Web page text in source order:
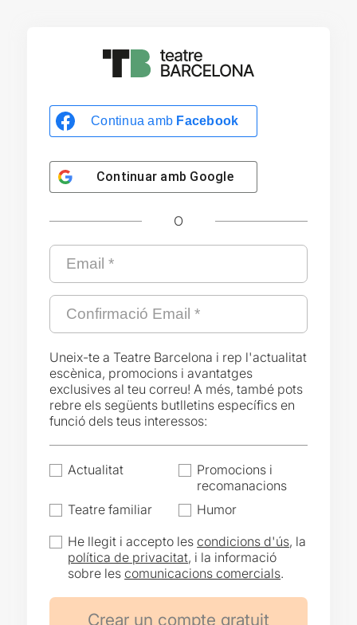
Continua amb Facebook
Continuar amb Google
O
Uneix-te a Teatre Barcelona i rep l'actualitat
escènica, promocions i avantatges
exclusives al teu correu! A més, també pots
rebre els següents butlletins específics en
funció dels teus interessos:
Actualitat
Promocions i
recomanacions
Teatre familiar
Humor
He llegit i accepto lescondicions d'ús, la
política de privacitat, i la informació
sobre lescomunicacions comercials.